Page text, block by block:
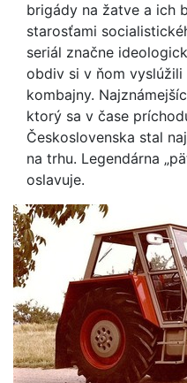
brigády na žatve a ich
starosťami
seriál značne
obdiv si v ňom
kombajny.
ktorý sa v čase
Československa stal
na trhu. Legendárna
oslavuje.